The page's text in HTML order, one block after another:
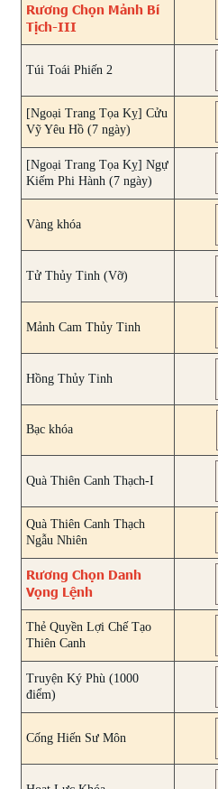
Rương Chọn Mảnh Bí
Tịch-III
Túi Toái Phiến 2
[Ngoại Trang Tọa Kỵ] Cửu
Vỹ Yêu Hồ (7 ngày)
[Ngoại Trang Tọa Kỵ] Ngự
Kiếm Phi Hành (7 ngày)
Vàng khóa
Tử Thủy Tinh (Vỡ)
Mảnh Cam Thủy Tinh
Hồng Thủy Tinh
Bạc khóa
Quà Thiên Canh Thạch-I
Quà Thiên Canh Thạch
Ngẫu Nhiên
Rương Chọn Danh
Vọng Lệnh
Thẻ Quyền Lợi Chế Tạo
Thiên Canh
Truyện Ký Phù (1000
điểm)
Cống Hiến Sư Môn